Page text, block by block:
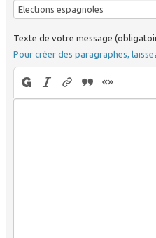
Texte de votre message
Pour créer des paragraphes,